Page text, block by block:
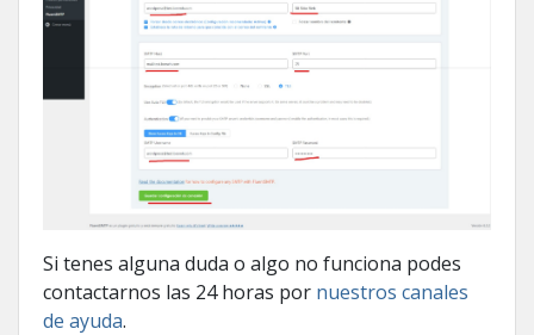
Si tenes alguna duda o algo no funciona podes
contactarnos las 24 horas por nuestros canales
de ayuda.